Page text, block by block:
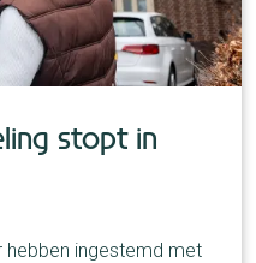
stopt in
hebben ingestemd met